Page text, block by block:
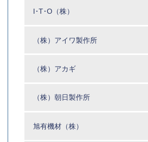
I･T･O（株）
（株）アイワ製作所
（株）アカギ
（株）朝日製作所
旭有機材（株）